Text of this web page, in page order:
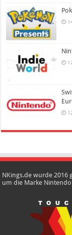
NKings.de wurde 2016
um die Marke